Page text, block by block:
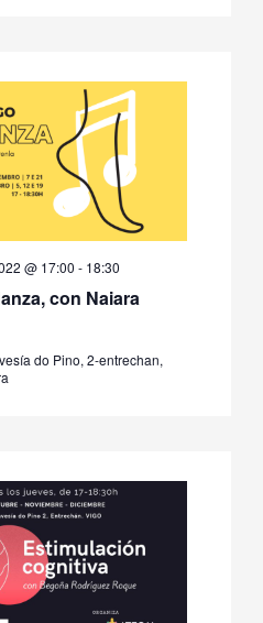
con Naiara
@ 17:00 - 18:30
do Pino, 2-entrechan,